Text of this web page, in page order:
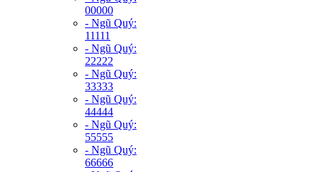
00000
- Ngũ Quý:
11111
- Ngũ Quý:
22222
- Ngũ Quý:
33333
- Ngũ Quý:
44444
- Ngũ Quý:
55555
- Ngũ Quý:
66666